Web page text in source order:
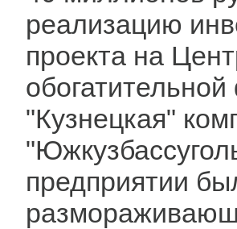
реализацию
проекта на
"Кузнецкая"
предприятии